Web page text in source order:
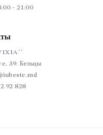
- 21:00
39. Бельцы
92 828